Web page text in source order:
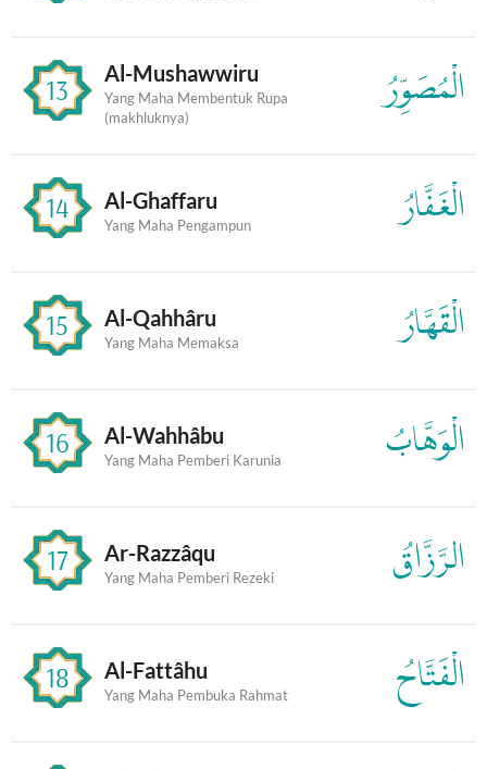
13 Al-Mushawwiru
Yang Maha Membentuk Rupa
(makhluknya)
الْمُصَوِّرُ
14 Al-Ghaffaru
Yang Maha Pengampun الْغَفَّارُ
15 Al-Qahhâru
Yang Maha Memaksa الْقَهَّارُ
16 Al-Wahhâbu
Yang Maha Pemberi Karunia الْوَهَّابُ
17 Ar-Razzâqu
Yang Maha Pemberi Rezeki الرَّزَّاقُ
18 Al-Fattâhu
Yang Maha Pembuka Rahmat الْفَتَّاحُ